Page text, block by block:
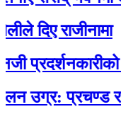
राजीनामा
प्रचण्ड र